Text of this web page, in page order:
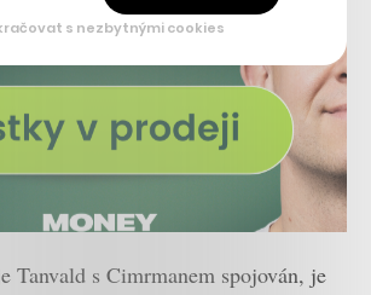
Tanvald s Cimrmanem spojován, je
s nezbytnými cookies